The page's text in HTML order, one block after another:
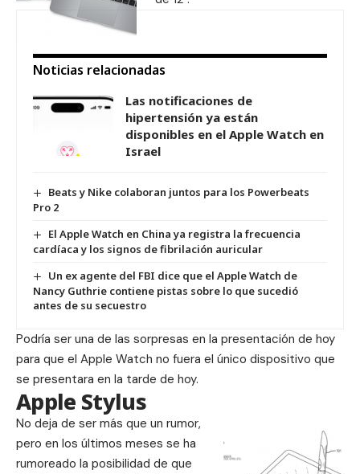
Noticias relacionadas
Las notificaciones de
hipertensión ya están
disponibles en el Apple Watch en
Israel
Beats y Nike colaboran juntos para los Powerbeats
Pro 2
El Apple Watch en China ya registra la frecuencia
cardíaca y los signos de fibrilación auricular
Un ex agente del FBI dice que el Apple Watch de
Nancy Guthrie contiene pistas sobre lo que sucedió
antes de su secuestro
Podría ser una de las sorpresas en la presentación de hoy
para que el Apple Watch no fuera el único dispositivo que
se presentara en la tarde de hoy.
Apple Stylus
No deja de ser más que un rumor,
pero en los últimos meses se ha
rumoreado la posibilidad de que